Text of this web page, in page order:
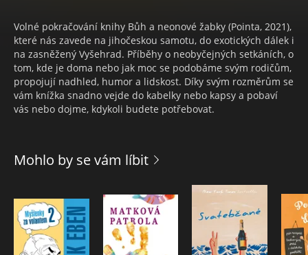
Volné pokračování knihy Bůh a neonové žabky (Pointa, 2021),
které nás zavede na jihočeskou samotu, do exotických dálek i
na zasněžený Vyšehrad. Příběhy o neobyčejných setkáních, o
tom, kde je doma nebo jak moc se podobáme svým rodičům,
propojují nadhled, humor a lidskost. Díky svým rozměrům se
vám knížka snadno vejde do kabelky nebo kapsy a pobaví
vás nebo dojme, kdykoli budete potřebovat.
Mohlo by se vám líbit